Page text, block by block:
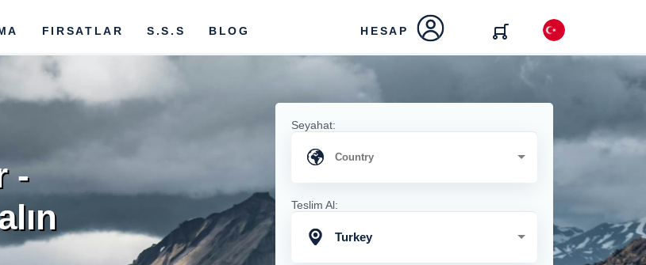
FIRSATLAR S.S.S BLOG HESAP
-
Seyahat:
Teslim Al:
Turkey